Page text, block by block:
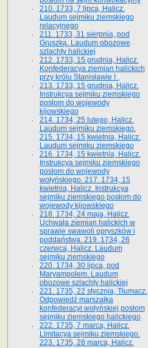
210. 1733, 7 lipca, Halicz.
Laudum sejmiku ziemskiego
relacyjnego
211. 1733, 31 sierpnia, pod
Gruszką. Laudum obozowe
szlachty halickiej
212. 1733, 15 grudnia, Halicz.
Konfederacya ziemian halickich
przy królu Stanisławie I .
213. 1733, 15 grudnia, Halicz.
Instrukcya sejmiku ziemskiego
posłom do wojewody
kijowskiego
214. 1734, 25 lutego, Halicz.
Laudum sejmiku ziemskiego.
215. 1734, 15 kwietnia, Halicz.
Laudum sejmiku ziemskiego
216. 1734, 15 kwietnia, Halicz.
Instrukcya sejmiku ziemskiego
posłom do wojewody
wołyńskiego. 217. 1734, 15
kwietnia, Halicz. Instrukcya
sejmiku ziemskiego posłom do
wojewody kijowskiego
218. 1734, 24 maja, Halicz.
Uchwała ziemian halickich w
sprawie swawoli opryszków i
poddaństwa. 219. 1734, 26
czerwca, Halicz. Laudum
sejmiku ziemskiego
220. 1734, 30 lipca, pod
Maryampolem. Laudum
obozowe szlachty halickiej
221. 1735, 22 stycznia, Tłumacz.
Odpowiedź marszałka
konfederacyi wołyńskiej posłom
sejmiku ziemskiego halickiego
222. 1735, 7 marca, Halicz.
Limitacya sejmiku ziemskiego.
223. 1735, 28 marca, Halicz.